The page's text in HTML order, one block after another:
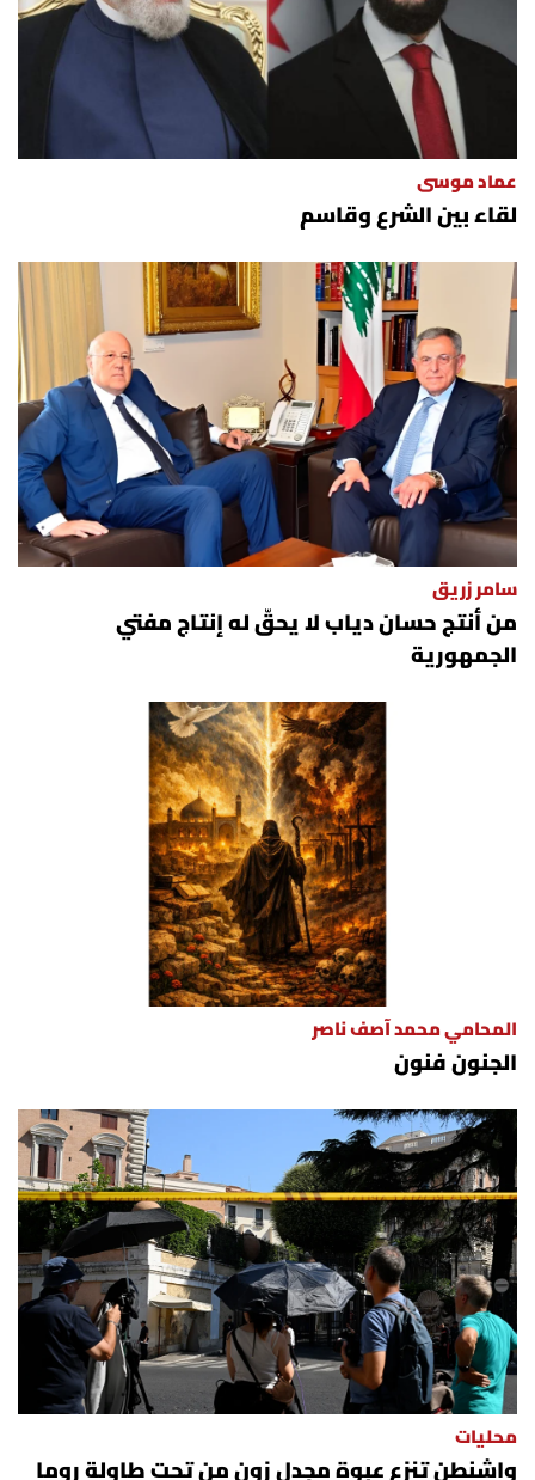
عماد موسى
لقاء بين الشرع وقاسم
سامر زريق
من أنتج حسان دياب لا يحقّ له إنتاج مفتي
الجمهورية
المحامي محمد آصف ناصر
الجنون فنون
محليات
واشنطن تنزع عبوة مجدل زون من تحت طاولة روما